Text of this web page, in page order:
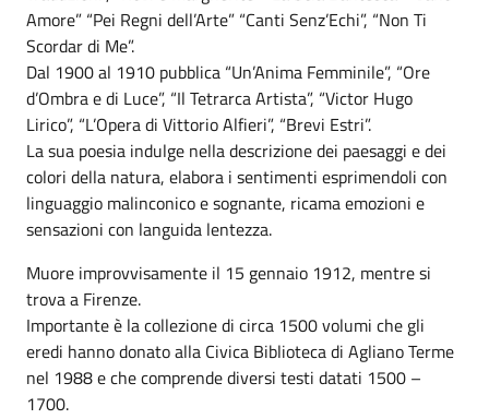
Amore” “Pei Regni dell’Arte” “Canti Senz’Echi”, “Non Ti
Scordar di Me”.
Dal 1900 al 1910 pubblica “Un’Anima Femminile”, “Ore
d’Ombra e di Luce”, “Il Tetrarca Artista”, “Victor Hugo
Lirico”, “L’Opera di Vittorio Alfieri”, “Brevi Estri”.
La sua poesia indulge nella descrizione dei paesaggi e dei
colori della natura, elabora i sentimenti esprimendoli con
linguaggio malinconico e sognante, ricama emozioni e
sensazioni con languida lentezza.
Muore improvvisamente il 15 gennaio 1912, mentre si
trova a Firenze.
Importante è la collezione di circa 1500 volumi che gli
eredi hanno donato alla Civica Biblioteca di Agliano Terme
nel 1988 e che comprende diversi testi datati 1500 –
1700.